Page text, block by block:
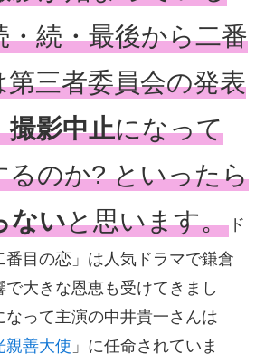
・続・最後から二番
三者委員会の発表
撮影中止になって
るのか? といったら
ないと思います。ド
番目の恋」は人気ドラマで鎌倉
大きな恩恵も受けてきまし
なって主演の中井貴一さんは
親善大使 」に任命されていま